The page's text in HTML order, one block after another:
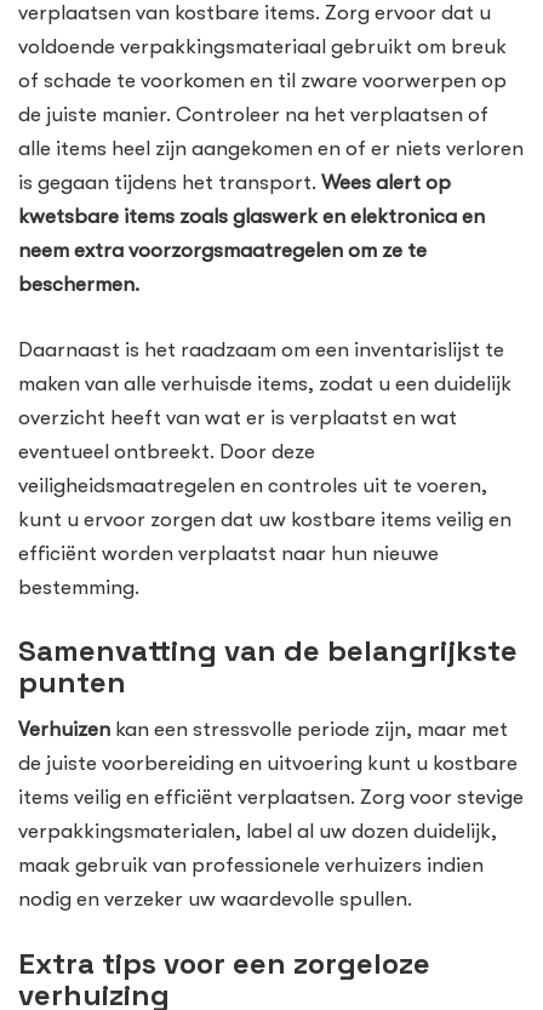
verplaatsen van kostbare items. Zorg ervoor dat u
voldoende verpakkingsmateriaal gebruikt om breuk
of schade te voorkomen en til zware voorwerpen op
de juiste manier. Controleer na het verplaatsen of
alle items heel zijn aangekomen en of er niets verloren
is gegaan tijdens het transport. Wees alert op
kwetsbare items zoals glaswerk en elektronica en
neem extra voorzorgsmaatregelen om ze te
beschermen.
Daarnaast is het raadzaam om een inventarislijst te
maken van alle verhuisde items, zodat u een duidelijk
overzicht heeft van wat er is verplaatst en wat
eventueel ontbreekt. Door deze
veiligheidsmaatregelen en controles uit te voeren,
kunt u ervoor zorgen dat uw kostbare items veilig en
efficiënt worden verplaatst naar hun nieuwe
bestemming.
Samenvatting van de belangrijkste
punten
Verhuizen kan een stressvolle periode zijn, maar met
de juiste voorbereiding en uitvoering kunt u kostbare
items veilig en efficiënt verplaatsen. Zorg voor stevige
verpakkingsmaterialen, label al uw dozen duidelijk,
maak gebruik van professionele verhuizers indien
nodig en verzeker uw waardevolle spullen.
Extra tips voor een zorgeloze
verhuizing